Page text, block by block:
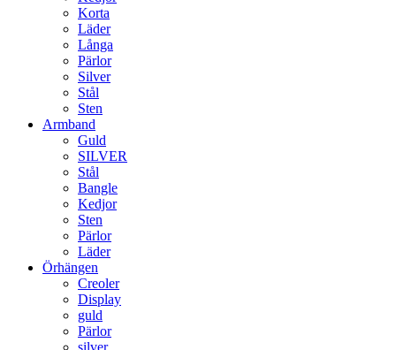
Korta
Läder
Långa
Pärlor
Silver
Stål
Sten
Armband
Guld
SILVER
Stål
Bangle
Kedjor
Sten
Pärlor
Läder
Örhängen
Creoler
Display
guld
Pärlor
silver